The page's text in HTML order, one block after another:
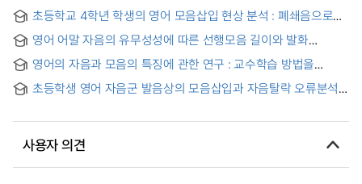
Five Years in Korean : With Special Reference to
Consonants
초등학교 4학년 학생의 영어 모음삽입 현상 분석 : 폐쇄음으로
by Korean 4th Graders: Focused on Word-Initial
Consonant Clusters Beginning with Stops
영어 어말 자음의 유무성성에 따른 선행모음 길이와 발화
영어의 자음과 모음의 특징에 관한 연구 : 교수학습 방법을
Vowels
초등학생 영어 자음군 발음상의 모음삽입과 자음탈락 오류분석
사용자 의견